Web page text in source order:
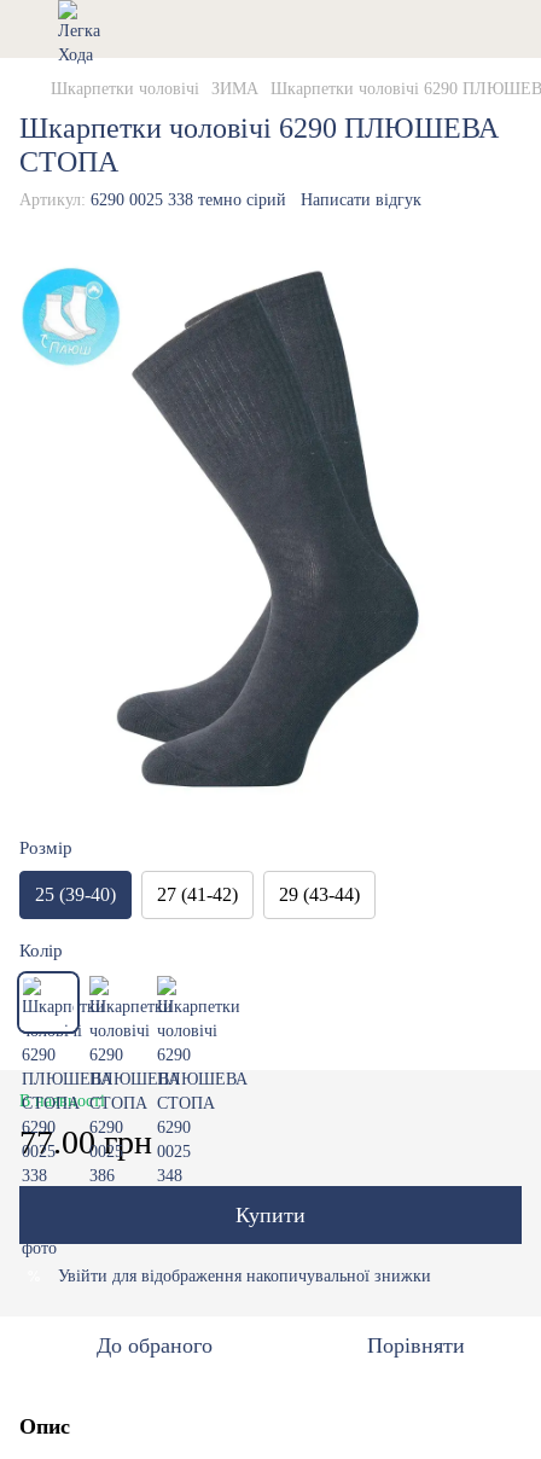
Шкарпетки чоловічі ЗИМА Шкарпетки чоловічі 6290
Шкарпетки чоловічі 6290 ПЛЮШЕВА
СТОПА
Артикул: 6290 0025 338 темно сірий Написати відгук
Розмір
25 (39-40) 27 (41-42) 29 (43-44)
Колір
В наявності
77.00 грн
Купити
Увійти для відображення накопичувальної знижки
До обраного Порівняти
Опис